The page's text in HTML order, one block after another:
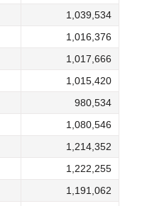
1,039,534
1,016,376
1,017,666
1,015,420
980,534
1,080,546
1,214,352
1,222,255
1,191,062